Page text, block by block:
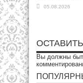
05.08.2026
Вы должны